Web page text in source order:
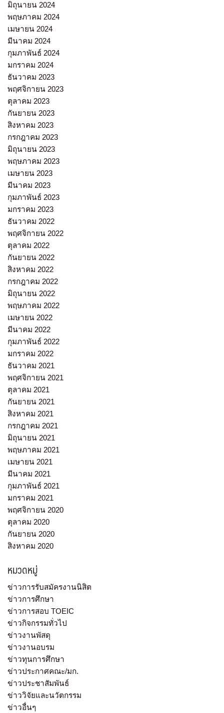
มิถุนายน 2024
พฤษภาคม 2024
เมษายน 2024
มีนาคม 2024
กุมภาพันธ์ 2024
มกราคม 2024
ธันวาคม 2023
พฤศจิกายน 2023
ตุลาคม 2023
กันยายน 2023
สิงหาคม 2023
กรกฎาคม 2023
มิถุนายน 2023
พฤษภาคม 2023
เมษายน 2023
มีนาคม 2023
กุมภาพันธ์ 2023
มกราคม 2023
ธันวาคม 2022
พฤศจิกายน 2022
ตุลาคม 2022
กันยายน 2022
สิงหาคม 2022
กรกฎาคม 2022
มิถุนายน 2022
พฤษภาคม 2022
เมษายน 2022
มีนาคม 2022
กุมภาพันธ์ 2022
มกราคม 2022
ธันวาคม 2021
พฤศจิกายน 2021
ตุลาคม 2021
กันยายน 2021
สิงหาคม 2021
กรกฎาคม 2021
มิถุนายน 2021
พฤษภาคม 2021
เมษายน 2021
มีนาคม 2021
กุมภาพันธ์ 2021
มกราคม 2021
พฤศจิกายน 2020
ตุลาคม 2020
กันยายน 2020
สิงหาคม 2020
หมวดหมู่
ข่าวการรับสมัครงานนิสิต
ข่าวการศึกษา
ข่าวการสอบ TOEIC
ข่าวกิจกรรมทั่วไป
ข่าวงานพัสดุ
ข่าวงานอบรม
ข่าวทุนการศึกษา
ข่าวประกาศคณะ/มก.
ข่าวประชาสัมพันธ์
ข่าววิจัยและนวัตกรรม
ข่าวอื่นๆ